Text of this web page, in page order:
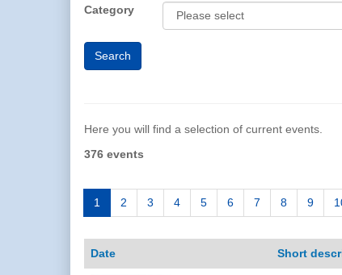
Category
Here you will find a selection of current events.
376 events
1 2 3 4 5 6 7 8 9
Date Short